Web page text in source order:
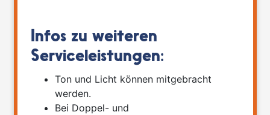
Infos zu weiteren
Serviceleistungen:
Ton und Licht können mitgebracht
werden.
Bei Doppel- und